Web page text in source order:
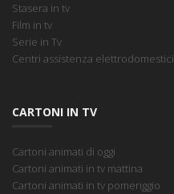
Stasera in tv
Film in tv
Serie in Tv
Centri assistenza elettrodomestici
CARTONI IN TV
Cartoni animati di oggi
Cartoni animati in tv mattina
Cartoni animati in tv pomeriggio